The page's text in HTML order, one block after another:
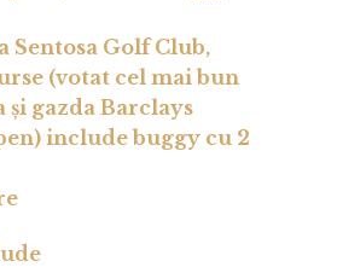
Sentosa Golf Club,
(votat cel mai bun
și gazda Barclays
include buggy cu 2